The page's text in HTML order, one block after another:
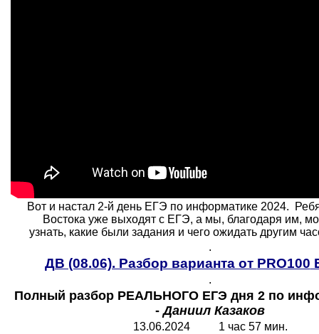
Вот и настал 2-й день ЕГЭ по информатике 2024.
Востока уже выходят с ЕГЭ, а мы, благодаря им,
узнать, какие были задания и чего ожидать другим
.
ДВ (08.06). Разбор варианта от PRO100
.
Полный разбор РЕАЛЬНОГО ЕГЭ дня 2 по
-Даниил Казаков
13.06.2024 1 час 57 мин.